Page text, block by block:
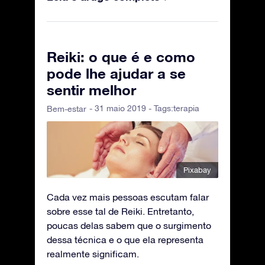
Reiki: o que é e como
pode lhe ajudar a se
sentir melhor
Bem-estar - 31 maio 2019 - Tags:terapia
Pixabay
Cada vez mais pessoas escutam falar
sobre esse tal de Reiki. Entretanto,
poucas delas sabem que o surgimento
dessa técnica e o que ela representa
realmente significam.